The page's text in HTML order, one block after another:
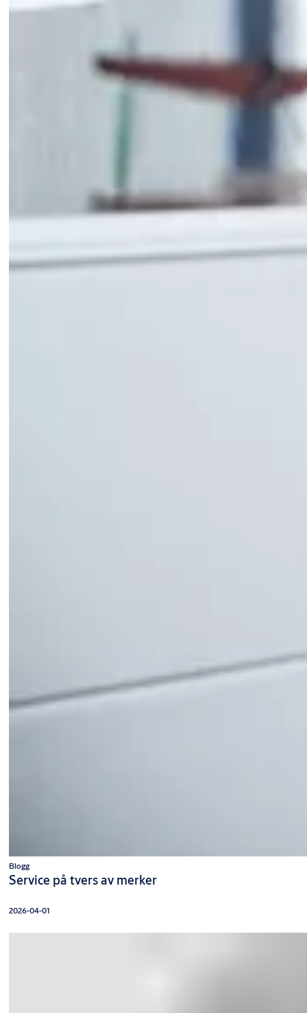
Blogg
Service på tvers av merker
2026-04-01